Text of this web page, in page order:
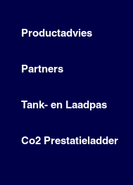
Productadvies
Partners
Tank- en Laadpas
Co2 Prestatieladder